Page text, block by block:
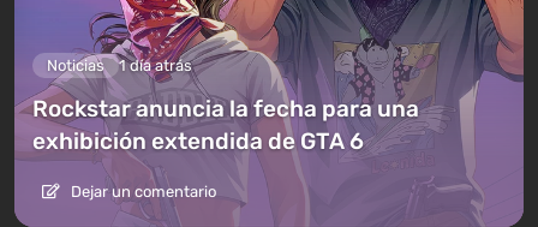
Noticias 1 día atrás
Rockstar anuncia la fecha para una
exhibición extendida de GTA 6
Dejar un comentario